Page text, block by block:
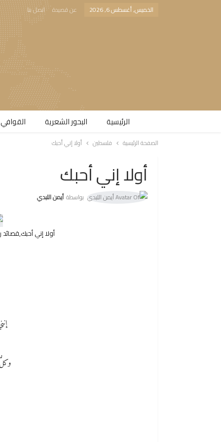
الخميس, أغسطس 6, 2026 عن قصيدة اتصل بنا
الرئيسية البحور الشعرية​
الصفحة الرئيسية فلسطين أولا إني أحبك
أولا إني أحبك
بواسطة أيمن اللبدي
أولا إني